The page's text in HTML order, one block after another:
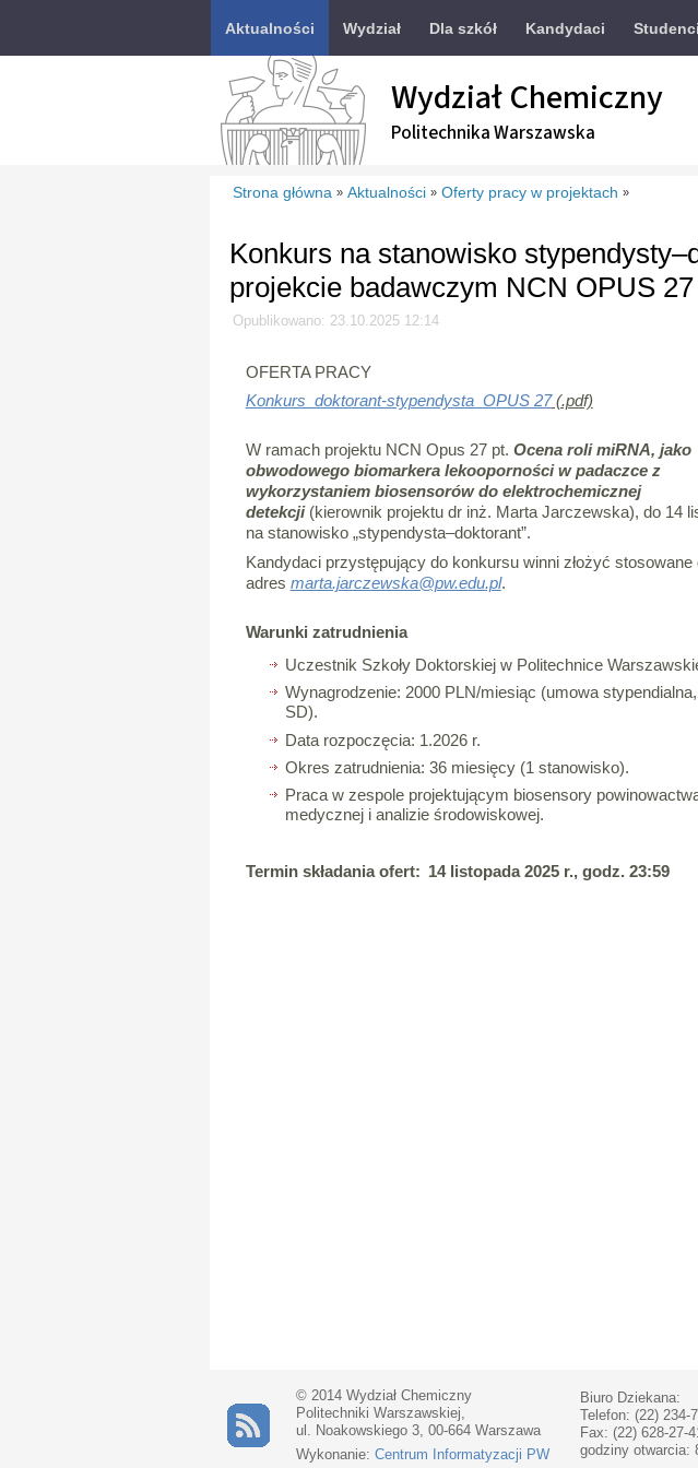
Aktualności Wydział Dla szkół Kandydaci Studenci
Wydział Chemiczny
Politechnika Warszawska
Strona główna » Aktualności » Oferty pracy w projektach »
Konkurs na stanowisko
projekcie badawczym NCN OPUS 27
Opublikowano: 23.10.2025 12:14
OFERTA PRACY
Konkurs_doktorant-stypendysta_OPUS 27(.pdf)
W ramach projektu NCN Opus 27 pt. Ocena roli miRNA, jako
obwodowego biomarkera lekooporności w padaczce z
wykorzystaniem biosensorów do elektrochemicznej
detekcji(kierownik projektu dr inż. Marta Jarczewska), do 14
na stanowisko „stypendysta–doktorant”.
Kandydaci przystępujący do konkursu winni złożyć
adres marta.jarczewska@pw.edu.pl.
Warunki zatrudnienia
Uczestnik Szkoły Doktorskiej w Politechnice
Wynagrodzenie: 2000 PLN/miesiąc (umowa
SD).
Data rozpoczęcia: 1.2026 r.
Okres zatrudnienia: 36 miesięcy (1 stanowisko).
Praca w zespole projektującym biosensory
medycznej i analizie środowiskowej.
Termin składania ofert: 14 listopada 2025 r., godz. 23:59
© 2014 Wydział Chemiczny
Politechniki Warszawskiej,
ul. Noakowskiego 3, 00-664 Warszawa
Wykonanie: Centrum Informatyzacji PW
Biuro Dziekana:
Telefon: (22) 234-
Fax: (22) 628-27-
godziny otwarcia: